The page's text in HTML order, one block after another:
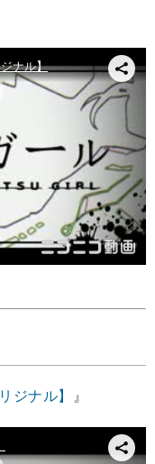
ジナル】 』